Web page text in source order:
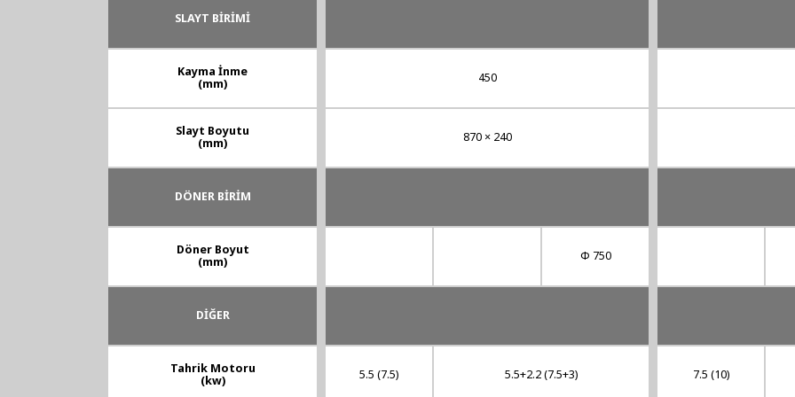
SLAYT BİRİMİ
Kayma İnme
(mm)
Slayt Boyutu
(mm)
DÖNER BİRİM
Döner Boyut
(mm)
DİĞER
Tahrik Motoru
(kw)
450
870 × 240
Φ 750
5.5 (7.5) 5.5+2.2 (7.5+3) 7.5 (10)